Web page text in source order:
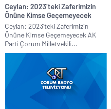
Ceylan: 2023’teki Zaferimizin
Önüne Kimse Geçemeyecek
Ceylan: 2023’teki Zaferimizin
Önüne Kimse Geçemeyecek AK
Parti Çorum Milletvekili...